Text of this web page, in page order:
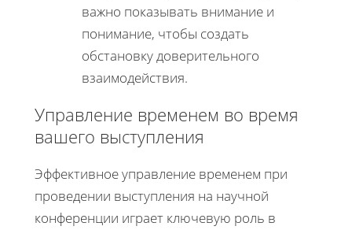
важно показывать внимание и
понимание, чтобы создать
обстановку доверительного
взаимодействия.
Управление временем во время
вашего выступления
Эффективное управление временем при
проведении выступления на научной
конференции играет ключевую роль в